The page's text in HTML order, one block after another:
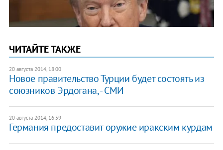
ЧИТАЙТЕ ТАКЖЕ
20 августа 2014, 18:00
Новое правительство Турции будет состоять из
союзников Эрдогана, - СМИ
20 августа 2014, 16:59
Германия предоставит оружие иракским курдам